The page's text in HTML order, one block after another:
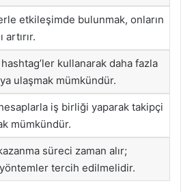
etkileşimde bulunmak, onların
artırır.
kullanarak daha fazla
ulaşmak mümkündür.
iş birliği yaparak takipçi
mümkündür.
süreci zaman alır;
tercih edilmelidir.